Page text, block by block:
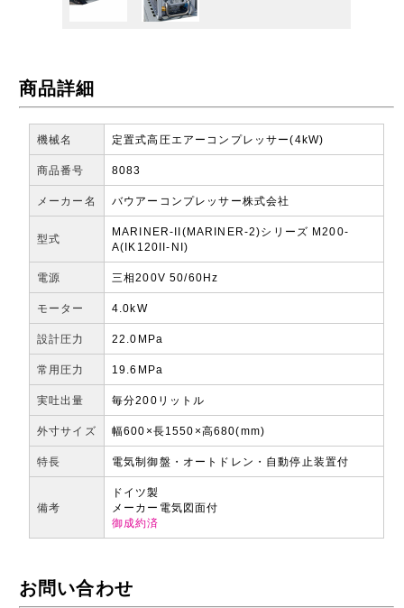
商品詳細
機械名 定置式高圧エアーコンプレッサー(4kW)
商品番号 8083
メーカー名 バウアーコンプレッサー株式会社
型式
MARINER-II(MARINER-2)シリーズ M200-
A(IK120II-NI)
電源 三相200V 50/60Hz
モーター 4.0kW
設計圧力 22.0MPa
常用圧力 19.6MPa
実吐出量 毎分200リットル
外寸サイズ 幅600×長1550×高680(mm)
特長 電気制御盤・オートドレン・自動停止装置付
備考
ドイツ製
メーカー電気図面付
御成約済
お問い合わせ